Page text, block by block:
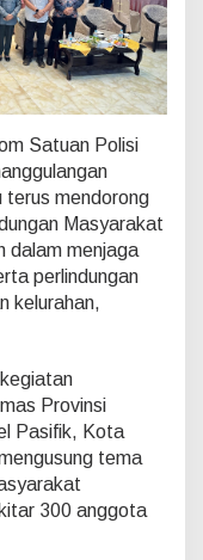
Satuan Polisi
terus mendorong
Masyarakat
dalam menjaga
perlindungan
kelurahan,
Provinsi
Pasifik, Kota
tema
300 anggota